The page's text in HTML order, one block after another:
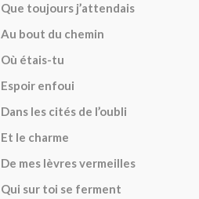
Que toujours j’attendais
Au bout du chemin
Où étais-tu
Espoir enfoui
Dans les cités de l’oubli
Et le charme
De mes lèvres vermeilles
Qui sur toi se ferment